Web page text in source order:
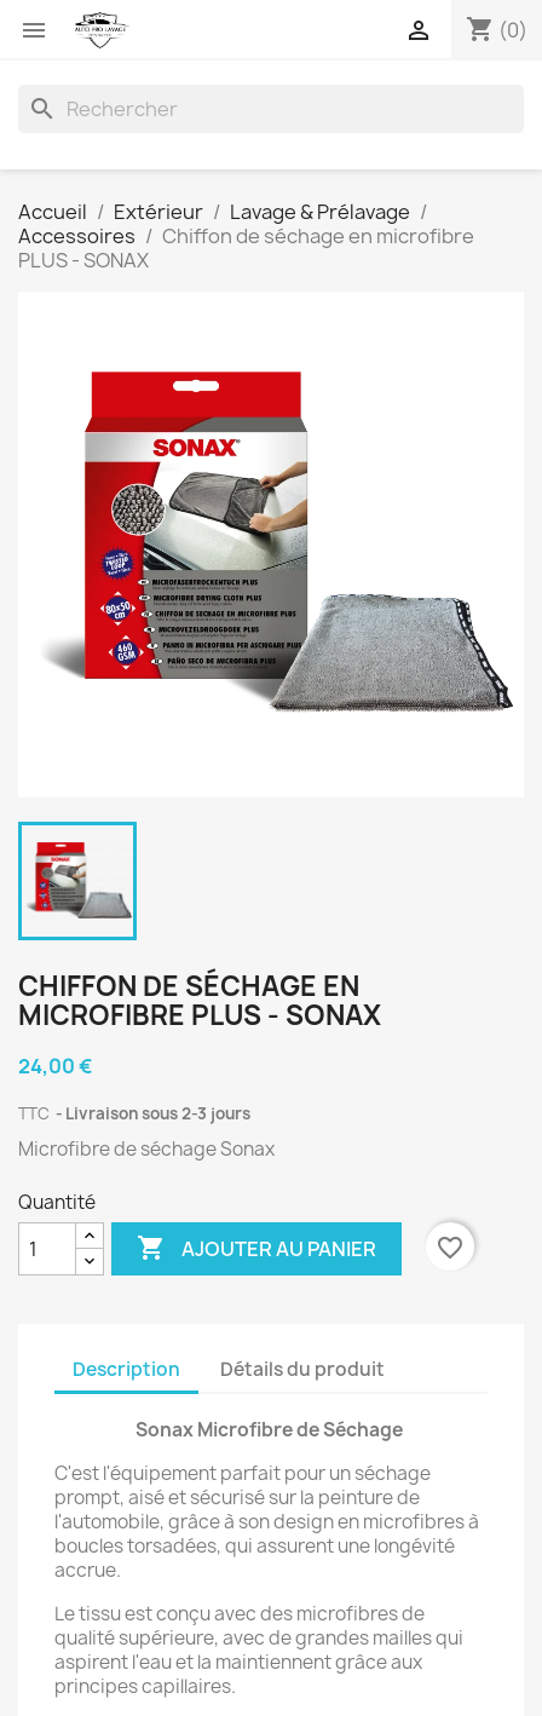
 shopping_cart (0)

search
Accueil Extérieur
Lavage & Prélavage
Accessoires
Chiffon de séchage en microfibre
PLUS - SONAX
CHIFFON DE SÉCHAGE EN
MICROFIBRE PLUS - SONAX
24,00 €
TTC Livraison sous 2-3 jours
Microfibre de séchage Sonax
Quantité
 AJOUTER AU PANIER favorite_border
Description Détails du produit
Sonax Microfibre de Séchage
C'est l'équipement parfait pour un séchage
prompt, aisé et sécurisé sur la peinture de
l'automobile, grâce à son design en microfibres à
boucles torsadées, qui assurent une longévité
accrue.
Le tissu est conçu avec des microfibres de
qualité supérieure, avec de grandes mailles qui
aspirent l'eau et la maintiennent grâce aux
principes capillaires.